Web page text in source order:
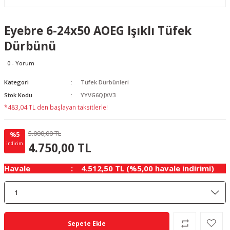
Eyebre 6-24x50 AOEG Işıklı Tüfek
Dürbünü
0 - Yorum
Kategori
Tüfek Dürbünleri
Stok Kodu
YYVG6QJXV3
*483,04 TL den başlayan taksitlerle!
%5
indirim
5.000,00 TL
4.750,00 TL
Havale 4.512,50 TL (%5,00 havale indirimi)
Sepete Ekle